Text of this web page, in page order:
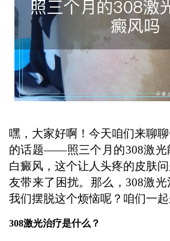
嘿，大家好啊！今天咱们来聊
的话题——照三个月的308激光
白癜风，这个让人头疼的皮肤
友带来了困扰。那么，308激
我们摆脱这个烦恼呢？咱们一起
308激光治疗是什么？